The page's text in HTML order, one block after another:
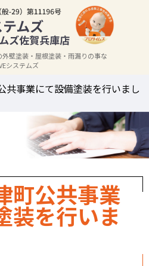
壁塗装・屋根塗装・雨漏りの事な
システムズ
共事業にて設備塗装を行いまし
町公共事業
装を行いま